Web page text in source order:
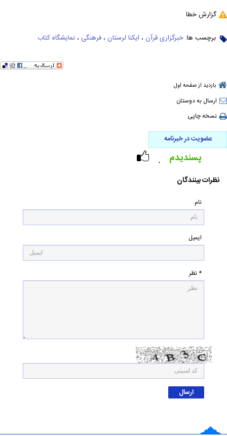
گزارش خطا
برچسب ها: خبرگزاری قرآن ، ایکنا لرستان ، فرهنگی ، نمایشگاه کتاب
بازدید از صفحه اول
ارسال به دوستان
نسخه چاپی
عضویت در خبرنامه
۰ پسندیدم
نظرات بینندگان
نام
ایمیل
* نظر